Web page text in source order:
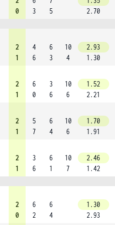
0
3
5
2.70
2
1
4
6
6
3
10
4
2.93
1.30
2
1
6
0
3
6
10
6
1.52
2.21
2
1
5
7
6
4
10
6
1.70
1.91
2
1
3
6
6
1
10
7
2.46
1.42
2
0
6
2
6
4
1.30
2.93